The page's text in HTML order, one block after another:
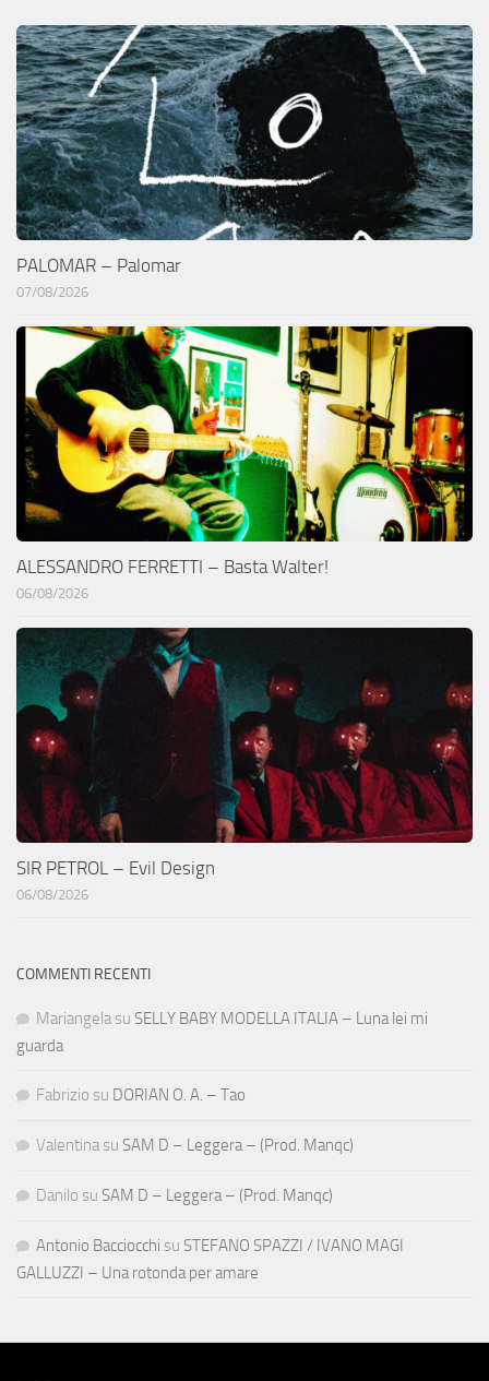
PALOMAR – Palomar
07/08/2026
ALESSANDRO FERRETTI – Basta Walter!
06/08/2026
SIR PETROL – Evil Design
06/08/2026
COMMENTI RECENTI
Mariangela su SELLY BABY MODELLA ITALIA – Luna lei mi
guarda
Fabrizio su DORIAN O. A. – Tao
Valentina su SAM D – Leggera – (Prod. Manqc)
Danilo su SAM D – Leggera – (Prod. Manqc)
Antonio Bacciocchi su STEFANO SPAZZI / IVANO MAGI
GALLUZZI – Una rotonda per amare